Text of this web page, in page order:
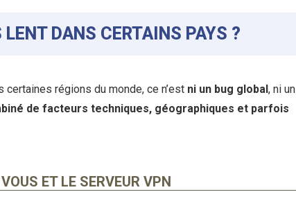
DANS CERTAINS PAYS ?
régions du monde, ce n’est ni un bug global, ni un
de facteurs techniques, géographiques et parfois
ET LE SERVEUR VPN